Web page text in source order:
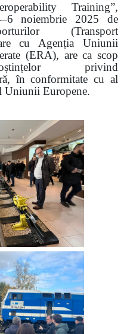
Training”,
noiembrie 2025 de
(Transport
cu Agenția Uniunii
(ERA), are ca scop
privind
în conformitate cu al
Uniunii Europene.